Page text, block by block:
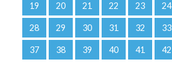
19 20 21 22 23 24
28 29 30 31 32 33
37 38 39 40 41 42